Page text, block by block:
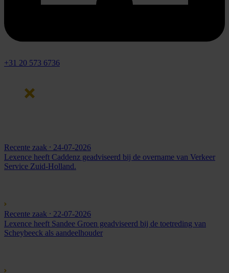
+31 20 573 6736
Recente zaak ⸱ 24-07-2026
Lexence heeft Caddenz geadviseerd bij de overname van Verkeer
Service Zuid-Holland.
Recente zaak ⸱ 22-07-2026
Lexence heeft Sandee Groen geadviseerd bij de toetreding van
Scheybeeck als aandeelhouder